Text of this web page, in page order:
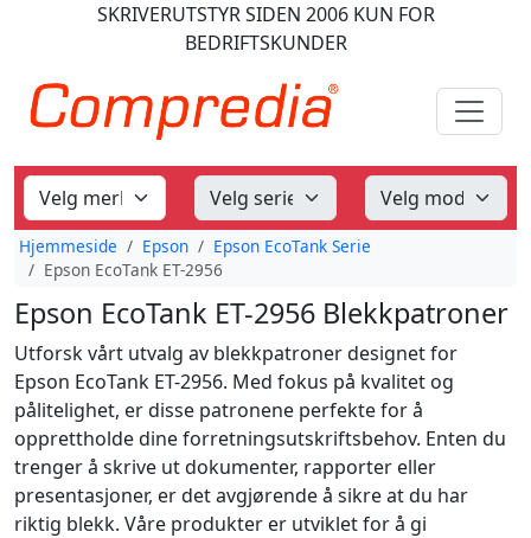
SKRIVERUTSTYRSIDEN 2006KUN FOR
BEDRIFTSKUNDER
Hjemmeside Epson
Epson EcoTank Serie
Epson EcoTank ET-2956
Epson EcoTank ET-2956 Blekkpatroner
Utforsk vårt utvalg av blekkpatroner designet for
Epson EcoTank ET-2956. Med fokus på kvalitet og
pålitelighet, er disse patronene perfekte for å
opprettholde dine forretningsutskriftsbehov. Enten du
trenger å skrive ut dokumenter, rapporter eller
presentasjoner, er det avgjørende å sikre at du har
riktig blekk. Våre produkter er utviklet for å gi